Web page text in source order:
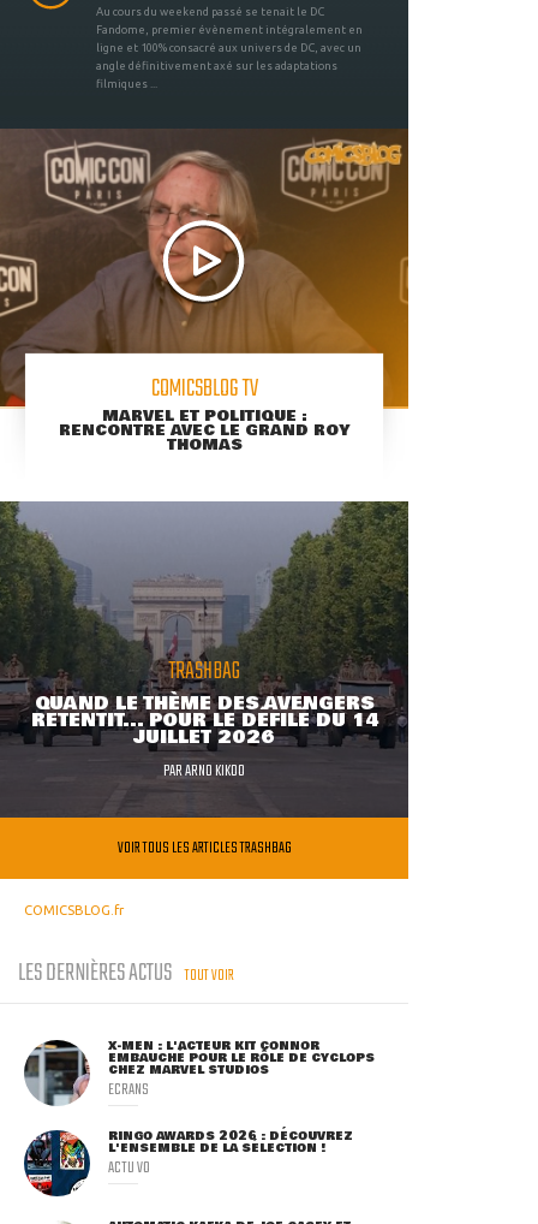
Au cours du weekend passé se tenait le DC
Fandome, premier évènement intégralement en
ligne et 100% consacré aux univers de DC, avec un
angle définitivement axé sur les adaptations
filmiques ...
COMICSBLOG TV
MARVEL ET POLITIQUE :
RENCONTRE AVEC LE GRAND ROY
THOMAS
TRASHBAG
QUAND LE THÈME DES AVENGERS
RETENTIT... POUR LE DÉFILÉ DU 14
JUILLET 2026
PARARNO KIKOO
VOIR TOUS LES ARTICLES TRASHBAG
COMICSBLOG.fr
LES DERNIÈRES ACTUS TOUT VOIR
X-MEN : L'ACTEUR KIT CONNOR
EMBAUCHÉ POUR LE RÔLE DE CYCLOPS
CHEZ MARVEL STUDIOS
ECRANS
RINGO AWARDS 2026 : DÉCOUVREZ
L'ENSEMBLE DE LA SÉLECTION !
ACTU VO